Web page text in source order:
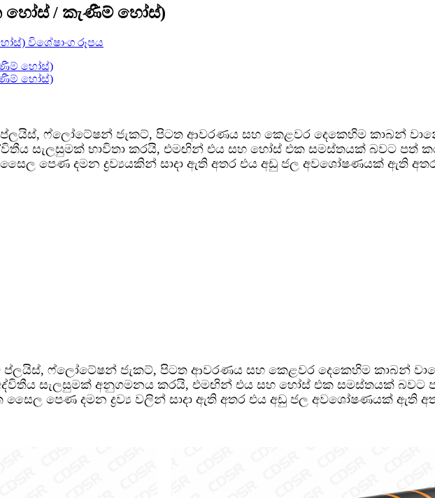
හෝස් / කැණීම් හෝස්)
ෆ්ලෝටේෂන් ජැකට්, පිටත ආවරණය සහ කෙළවර දෙකෙහිම කාබන්
සැලසුමක් භාවිතා කරයි, එමඟින් එය සහ හෝස් එක සමස්තයක් බවට පත්
පෙණ දමන ද්‍රව්‍යයකින් සාදා ඇති අතර එය අඩු ජල අවශෝෂණයක් ඇති
ෆ්ලෝටේෂන් ජැකට්, පිටත ආවරණය සහ කෙළවර දෙකෙහිම කාබන්
සැලසුමක් අනුගමනය කරයි, එමඟින් එය සහ හෝස් එක සමස්තයක් බවට
සෛල පෙණ දමන ද්‍රව්‍ය වලින් සාදා ඇති අතර එය අඩු ජල අවශෝෂණයක් ඇති